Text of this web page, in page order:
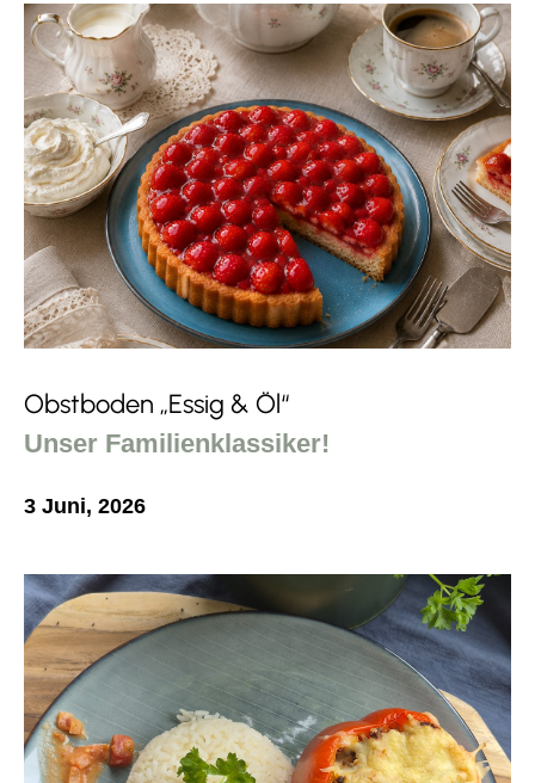
Obstboden „Essig & Öl“
Unser Familienklassiker!
3 Juni, 2026